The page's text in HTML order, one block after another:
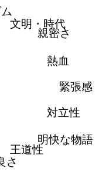
文明・時代
親密さ
熱血
緊張感
対立性
明快な物語
王道性
さ